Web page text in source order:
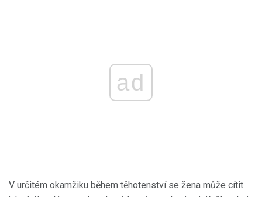
ad
V určitém okamžiku během těhotenství se žena může cítit